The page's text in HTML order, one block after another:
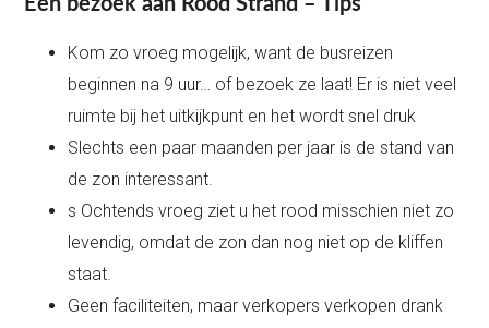
Kom zo vroeg mogelijk, want de busreizen
beginnen na 9 uur… of bezoek ze laat! Er is niet veel
ruimte bij het uitkijkpunt en het wordt snel druk
Slechts een paar maanden per jaar is de stand van
de zon interessant.
s Ochtends vroeg ziet u het rood misschien niet zo
levendig, omdat de zon dan nog niet op de kliffen
staat.
Geen faciliteiten, maar verkopers verkopen drank